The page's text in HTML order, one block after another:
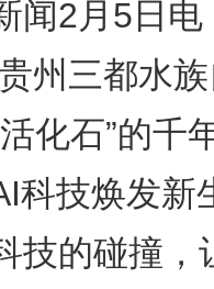
2月5日电
州三都水
化石”的千
科技焕发新
技的碰撞，